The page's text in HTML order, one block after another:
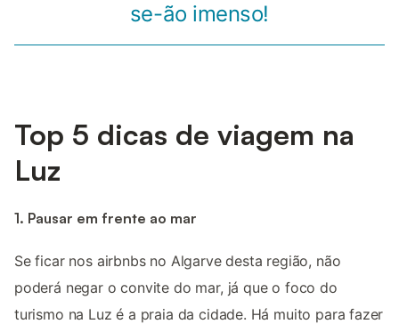
se-ão imenso!
Top 5 dicas de viagem na
Luz
1. Pausar em frente ao mar
Se ficar nos airbnbs no Algarve desta região, não
poderá negar o convite do mar, já que o foco do
turismo na Luz é a praia da cidade. Há muito para fazer